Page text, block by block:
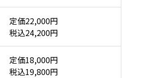
定価22,000円
税込24,200円
定価18,000円
税込19,800円